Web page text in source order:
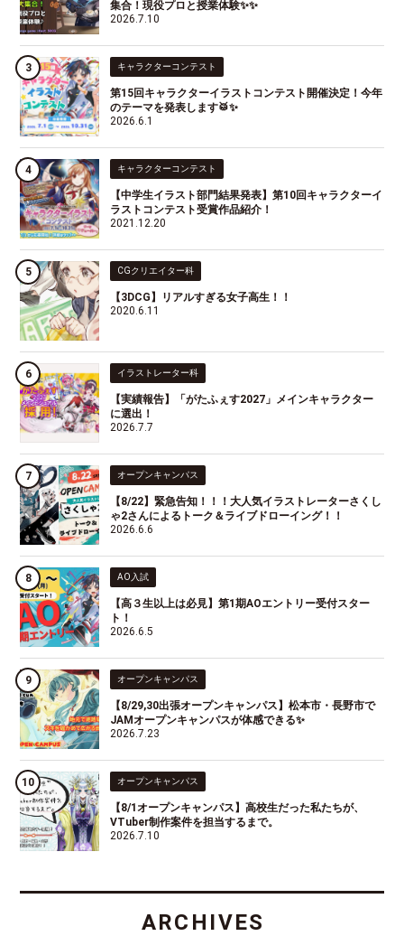
集合！現役プロと授業体験✨✨
2026.7.10
キャラクターコンテスト
第15回キャラクターイラストコンテスト開催決定！今年
のテーマを発表します🥁✨
2026.6.1
キャラクターコンテスト
【中学生イラスト部門結果発表】第10回キャラクターイ
ラストコンテスト受賞作品紹介！
2021.12.20
CGクリエイター科
【3DCG】リアルすぎる女子高生！！
2020.6.11
イラストレーター科
【実績報告】「がたふぇす2027」メインキャラクター
に選出！
2026.7.7
オープンキャンパス
【8/22】緊急告知！！！大人気イラストレーターさくし
ゃ2さんによるトーク＆ライブドローイング！！
2026.6.6
AO入試
【高３生以上は必見】第1期AOエントリー受付スター
ト！
2026.6.5
オープンキャンパス
【8/29,30出張オープンキャンパス】松本市・長野市で
JAMオープンキャンパスが体感できる✨
2026.7.23
オープンキャンパス
【8/1オープンキャンパス】高校生だった私たちが、
VTuber制作案件を担当するまで。
2026.7.10
ARCHIVES